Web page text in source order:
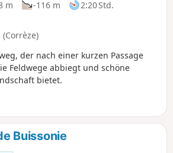
m -116 m
2:20 Std.
der nach einer kurzen Passage
Feldwege abbiegt und schöne
bietet.
Buissonie